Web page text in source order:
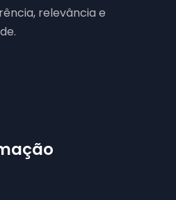
relevância e